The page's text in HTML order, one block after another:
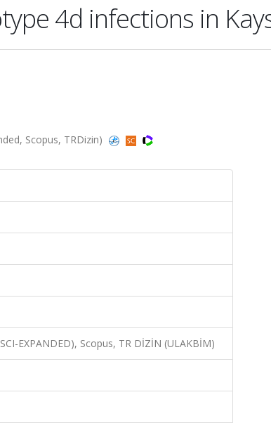
4d infections in
Scopus, TRDizin)
EXPANDED), Scopus, TR DİZİN (ULAKBİM)